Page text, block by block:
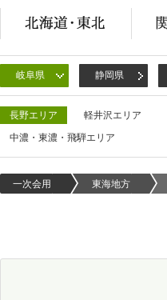
岐阜県 静岡県
長野エリア 軽井沢エリア
中濃・東濃・飛騨エリア
一次会用 東海地方